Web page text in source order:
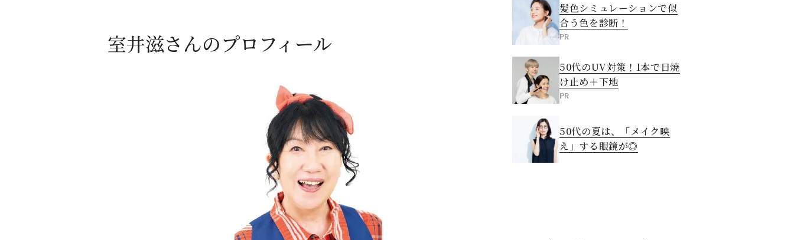
室井滋さんのプロフィール
髪色シミュレーションで似
合う色を診断！
PR
50代のUV対策！1本で日焼
け止め＋下地
PR
50代の夏は、「メイク映
え」する眼鏡が◎